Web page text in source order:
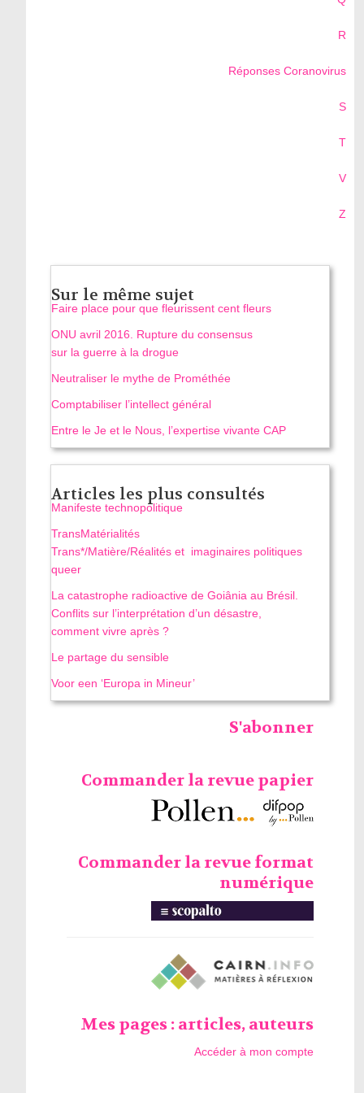
R
Réponses Coranovirus
S
T
V
Z
Sur le même sujet
Faire place pour que fleurissent cent fleurs
ONU avril 2016. Rupture du consensus
sur la guerre à la drogue
Neutraliser le mythe de Prométhée
Comptabiliser l’intellect général
Entre le Je et le Nous, l’expertise vivante CAP
Articles les plus consultés
Manifeste technopolitique
TransMatérialités
Trans*/Matière/Réalités et imaginaires politiques
queer
La catastrophe radioactive de Goiânia au Brésil.
Conflits sur l’interprétation d’un désastre,
comment vivre après ?
Le partage du sensible
Voor een ‘Europa in Mineur’
S'abonner
Commander la revue papier
Commander la revue format
numérique
Mes pages : articles, auteurs
Accéder à mon compte